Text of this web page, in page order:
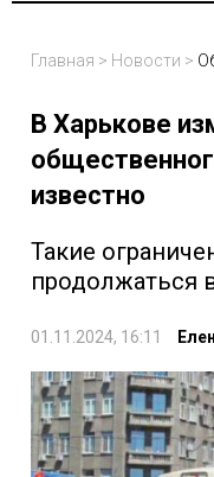
Главная > Новости >
В Харькове
известно
Такие
продолжаться
01.11.2024, 16:11